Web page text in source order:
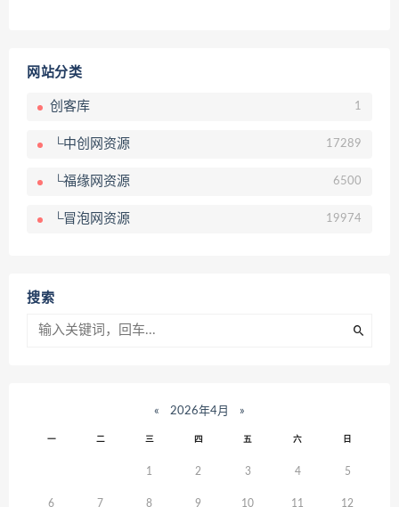
网站分类
创客库 1
└中创网资源 17289
└福缘网资源 6500
└冒泡网资源 19974
搜索
« 2026年4月 »
一 二 三 四 五 六 日
1 2 3 4 5
6 7 8 9 10 11 12